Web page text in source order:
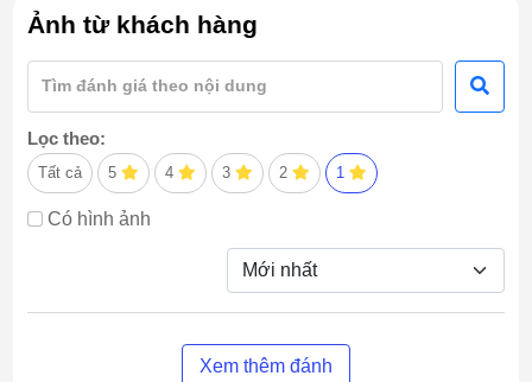
Ảnh từ khách hàng
Lọc theo:
Tất cả 5 4 3 2 1
Có hình ảnh
Xem thêm đánh